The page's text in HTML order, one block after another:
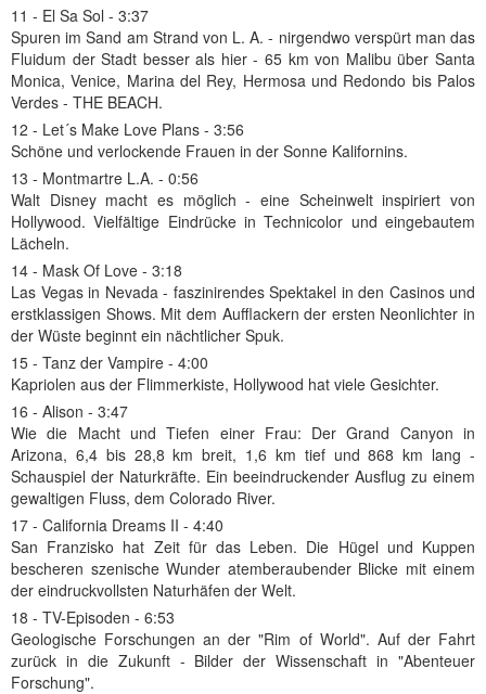
11 - El Sa Sol - 3:37
Spuren im Sand am Strand von L. A. - nirgendwo verspürt man das
Fluidum der Stadt besser als hier - 65 km von Malibu über Santa
Monica, Venice, Marina del Rey, Hermosa und Redondo bis Palos
Verdes - THE BEACH.
12 - Let´s Make Love Plans - 3:56
Schöne und verlockende Frauen in der Sonne Kalifornins.
13 - Montmartre L.A. - 0:56
Walt Disney macht es möglich - eine Scheinwelt inspiriert von
Hollywood. Vielfältige Eindrücke in Technicolor und eingebautem
Lächeln.
14 - Mask Of Love - 3:18
Las Vegas in Nevada - faszinirendes Spektakel in den Casinos und
erstklassigen Shows. Mit dem Aufflackern der ersten Neonlichter in
der Wüste beginnt ein nächtlicher Spuk.
15 - Tanz der Vampire - 4:00
Kapriolen aus der Flimmerkiste, Hollywood hat viele Gesichter.
16 - Alison - 3:47
Wie die Macht und Tiefen einer Frau: Der Grand Canyon in
Arizona, 6,4 bis 28,8 km breit, 1,6 km tief und 868 km lang -
Schauspiel der Naturkräfte. Ein beeindruckender Ausflug zu einem
gewaltigen Fluss, dem Colorado River.
17 - California Dreams II - 4:40
San Franzisko hat Zeit für das Leben. Die Hügel und Kuppen
bescheren szenische Wunder atemberaubender Blicke mit einem
der eindruckvollsten Naturhäfen der Welt.
18 - TV-Episoden - 6:53
Geologische Forschungen an der "Rim of World". Auf der Fahrt
zurück in die Zukunft - Bilder der Wissenschaft in "Abenteuer
Forschung".